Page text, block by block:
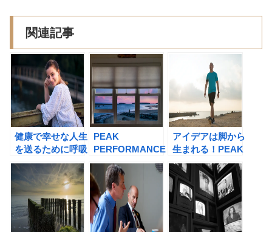
関連記事
健康で幸せな人生
を送るために呼吸
を意識しよう！
PEAK
PERFORMANCE
最強の成長術の書
評
アイデアは脚から
生まれる！PEAK
PERFORMANCE
最強の成長術の書
評